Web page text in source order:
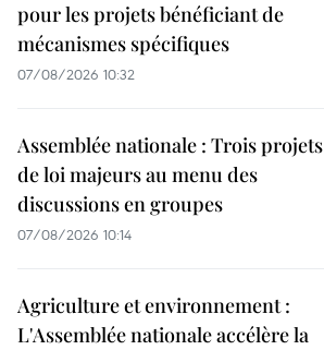
pour les projets bénéficiant de
mécanismes spécifiques
07/08/2026 10:32
Assemblée nationale : Trois projets
de loi majeurs au menu des
discussions en groupes
07/08/2026 10:14
Agriculture et environnement :
L'Assemblée nationale accélère la